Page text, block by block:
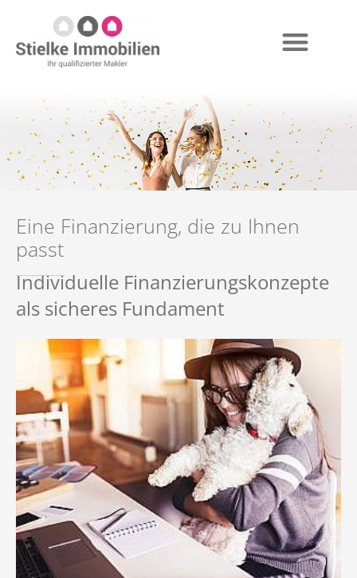
Eine Finanzierung, die zu Ihnen
passt
Individuelle Finanzierungskonzepte
als sicheres Fundament